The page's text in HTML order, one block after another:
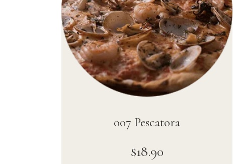
007 Pescatora
$18.90